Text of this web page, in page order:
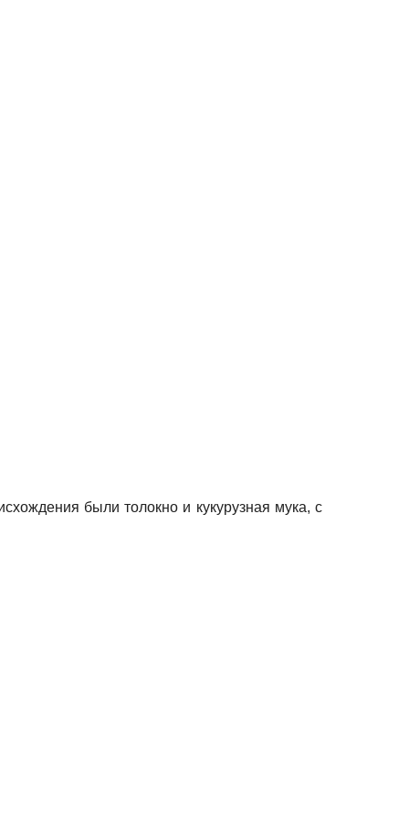
были толокно и кукурузная мука, с